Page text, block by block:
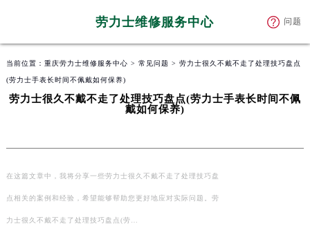
劳力士维修服务中心 问题
当前位置： 重庆劳力士维修服务中心 > 常见问题 > 劳力士很久不戴不走了处理技巧盘点
(劳力士手表长时间不佩戴如何保养)
劳力士很久不戴不走了处理技巧盘点(劳力士手表长时间不佩
戴如何保养)
在这篇文章中，我将分享一些劳力士很久不戴不走了处理技巧盘
点相关的案例和经验，希望能够帮助您更好地应对实际问题。劳
力士很久不戴不走了处理技巧盘点(劳…